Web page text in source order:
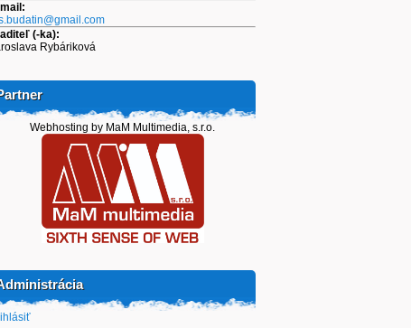
(-ka):
Rybáriková
Webhosting by MaM Multimedia, s.r.o.